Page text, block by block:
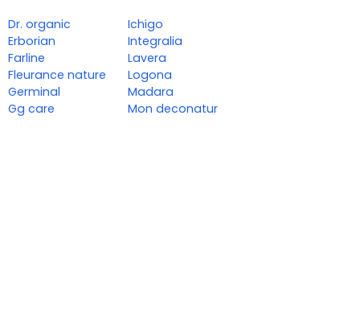
Dr. organic
Erborian
Farline
Fleurance nature
Germinal
Gg care
Ichigo
Integralia
Lavera
Logona
Madara
Mon deconatur